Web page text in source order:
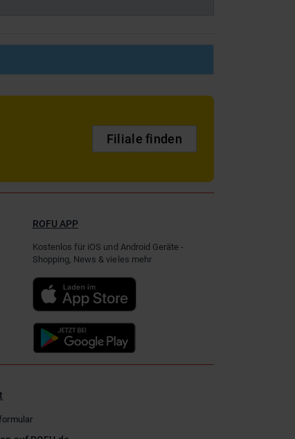
Filiale finden
ROFU APP
Kostenlos für iOS und Android Geräte -
Shopping, News & vieles mehr